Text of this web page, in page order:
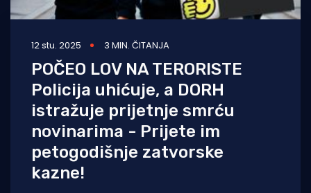
12 stu. 2025 3 MIN. ČITANJA
POČEO LOV NA TERORISTE
Policija uhićuje, a DORH
istražuje prijetnje smrću
novinarima - Prijete im
petogodišnje zatvorske
kazne!